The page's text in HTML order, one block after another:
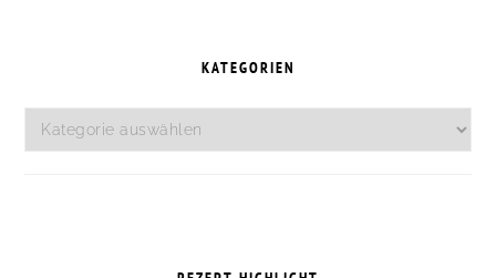
KATEGORIEN
Kategorien